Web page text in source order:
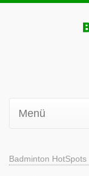
Menü
Badminton HotSpots